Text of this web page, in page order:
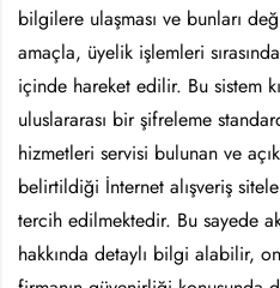
bilgilere ulaşması ve bunları
amaçla, üyelik işlemleri
içinde hareket edilir. Bu sistem
uluslararası bir şifreleme
hizmetleri servisi bulunan ve
belirtildiği İnternet alışveriş
tercih edilmektedir. Bu sayede
hakkında detaylı bilgi alabilir,